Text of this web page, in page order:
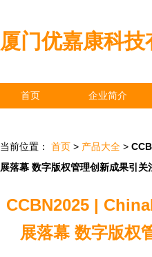
厦门优嘉康科技
首页 企业简介
当前位置： 首页 > 产品大全 >
展落幕 数字版权管理创新成果引关
CCBN2025 |
展落幕 数字版权